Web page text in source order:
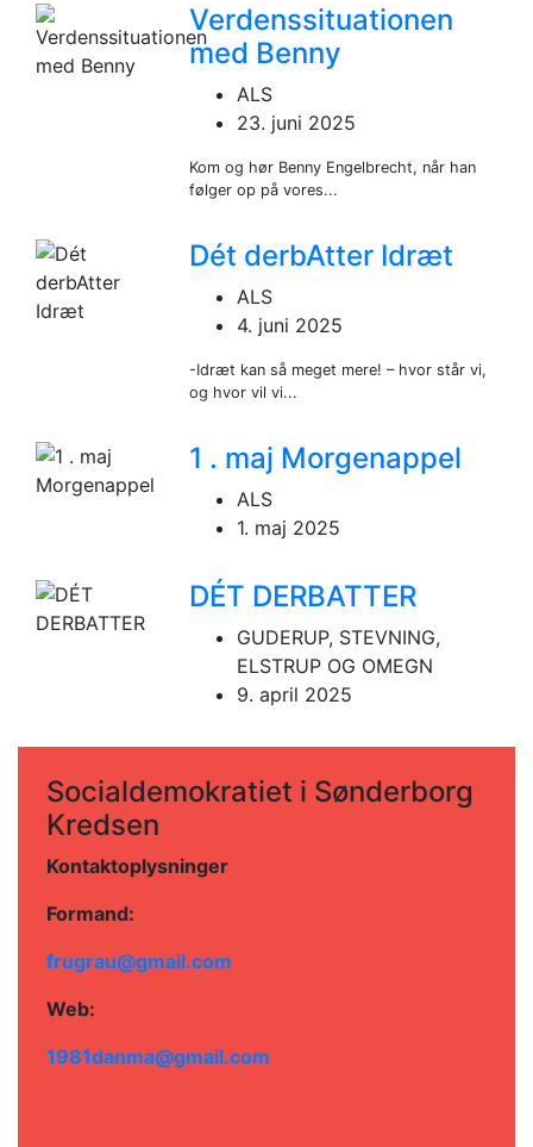
Verdenssituationen
med Benny
ALS
23. juni 2025
Kom og hør Benny Engelbrecht, når han
følger op på vores...
Dét derbAtter Idræt
ALS
4. juni 2025
-Idræt kan så meget mere! – hvor står vi,
og hvor vil vi...
1 . maj Morgenappel
ALS
1. maj 2025
DÉT DERBATTER
GUDERUP, STEVNING,
ELSTRUP OG OMEGN
9. april 2025
Socialdemokratiet i Sønderborg
Kredsen
Kontaktoplysninger
Formand:
frugrau@gmail.com
Web:
1981danma@gmail.com